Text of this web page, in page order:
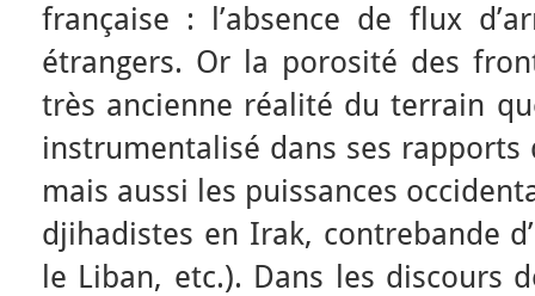
française : l’absence de flux
étrangers. Or la porosité des
très ancienne réalité du terrain
instrumentalisé dans ses rapports
mais aussi les puissances
djihadistes en Irak, contrebande
le Liban, etc.). Dans les discours